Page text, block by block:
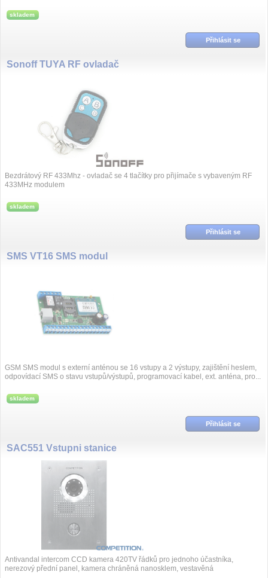
skladem
Přihlásit se
Sonoff TUYA RF ovladač
Bezdrátový RF 433Mhz - ovladač se 4 tlačítky pro přijímače s vybaveným RF
433MHz modulem
skladem
Přihlásit se
SMS VT16 SMS modul
GSM SMS modul s externí anténou se 16 vstupy a 2 výstupy, zajištění heslem,
odpovídací SMS o stavu vstupů/výstupů, programovací kabel, ext. anténa, pro...
skladem
Přihlásit se
SAC551 Vstupni stanice
Antivandal intercom CCD kamera 420TV řádků pro jednoho účastníka,
nerezový přední panel, kamera chráněná nanosklem, vestavěná